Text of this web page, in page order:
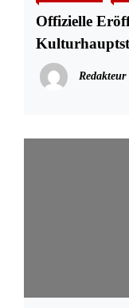
Offizielle
Redakteur